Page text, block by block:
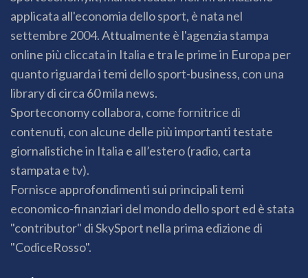
applicata all'economia dello sport, è nata nel
settembre 2004. Attualmente è l'agenzia stampa
online più cliccata in Italia e tra le prime in Europa per
quanto riguarda i temi dello sport-business, con una
library di circa 60 mila news.
Sporteconomy collabora, come fornitrice di
contenuti, con alcune delle più importanti testate
giornalistiche in Italia e all’estero (radio, carta
stampata e tv).
Fornisce approfondimenti sui principali temi
economico-finanziari del mondo dello sport ed è stata
"contributor" di SkySport nella prima edizione di
"CodiceRosso".